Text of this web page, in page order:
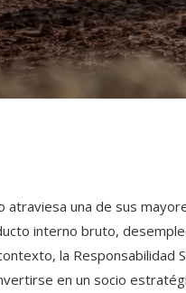
atraviesa una de sus
interno bruto,
la Responsabilidad
en un socio